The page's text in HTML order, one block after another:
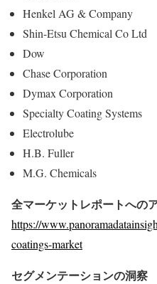
Henkel AG & Company
Shin-Etsu Chemical Co Ltd
Dow
Chase Corporation
Dymax Corporation
Specialty Coating Systems
Electrolube
H.B. Fuller
M.G. Chemicals
全マーケットレポートへの
https://
coatings-market
セグメンテーションの洞察